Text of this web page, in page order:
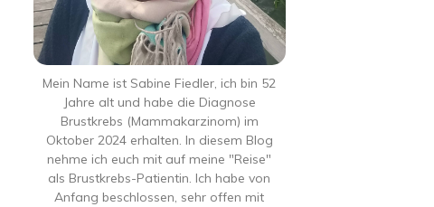
Mein Name ist Sabine Fiedler, ich bin 52
Jahre alt und habe die Diagnose
Brustkrebs (Mammakarzinom) im
Oktober 2024 erhalten. In diesem Blog
nehme ich euch mit auf meine "Reise"
als Brustkrebs-Patientin. Ich habe von
Anfang beschlossen, sehr offen mit